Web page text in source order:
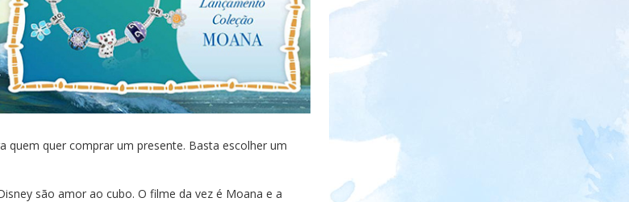
quem quer comprar um presente. Basta escolher um
são amor ao cubo. O filme da vez é Moana e a